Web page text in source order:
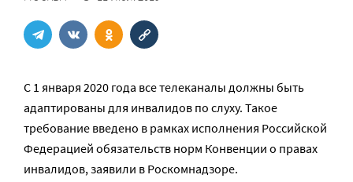
С 1 января 2020 года все телеканалы должны быть
адаптированы для инвалидов по слуху. Такое
требование введено в рамках исполнения Российской
Федерацией обязательств норм Конвенции о правах
инвалидов, заявили в Роскомнадзоре.